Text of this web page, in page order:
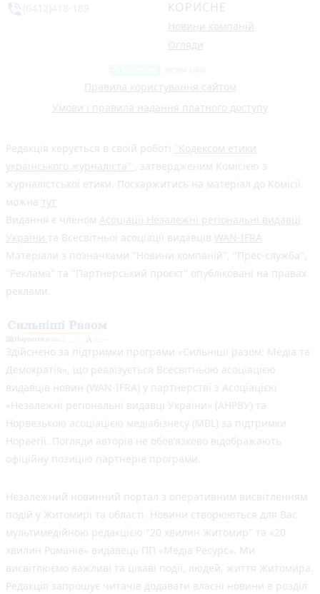
КОРИСНЕ
Новини компаній
Огляди
Правила користування сайтом
Умови і правила надання платного доступу
Редакція керується в своїй роботі "Кодексом етики
українського журналіста" , затвердженим Комісією з
журналістської етики. Поскаржитись на матеріал до Комісії
можна тут
Видання є членом Асоціації Незалежні регіональні видавці
України та Всесвітньої асоціації видавців WAN-IFRA
Матеріали з позначками "Новини компаній", "Прес-служба",
"Реклама" та "Партнерський проєкт" опубліковані на правах
реклами.
Здійснено за підтримки програми «Сильніші разом: Медіа та
Демократія», що реалізується Всесвітньою асоціацією
видавців новин (WAN-IFRA) у партнерстві з Асоціацією
«Незалежні регіональні видавці України» (АНРВУ) та
Норвезькою асоціацією медіабізнесу (MBL) за підтримки
Норвегії. Погляди авторів не обов’язково відображають
офіційну позицію партнерів програми.
Незалежний новинний портал з оперативним висвітленням
подій у Житомирі та області. Новини створюються для Вас
мультимедійною редакцією "20 хвилин Житомир" та «20
хвилин Романів» видавець ПП «Медіа Ресурс». Ми
висвітлюємо важливі та цікаві події, людей, життя Житомира.
Редакція запрошує читачів додавати власні новини в розділ